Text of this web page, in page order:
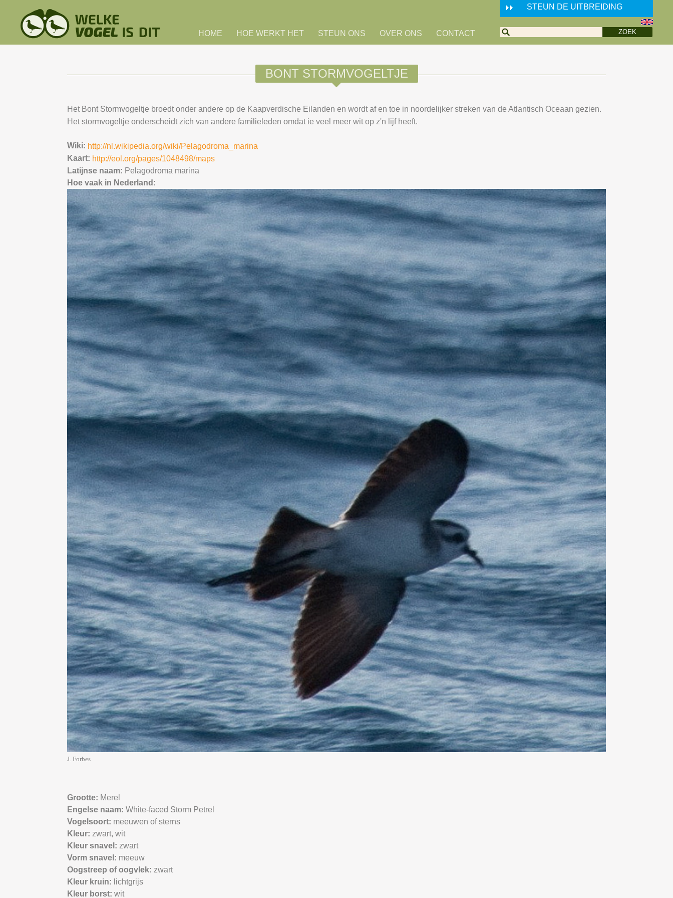
STEUN DE UITBREIDING
HOME HOE WERKT HET STEUN ONS OVER ONS CONTACT
BONT STORMVOGELTJE
Het Bont Stormvogeltje broedt onder andere op de Kaapverdische Eilanden en wordt af en toe in noordelijker streken van de Atlantisch Oceaan gezien.
Het stormvogeltje onderscheidt zich van andere familieleden omdat ie veel meer wit op z'n lijf heeft.
Wiki: http://nl.wikipedia.org/wiki/Pelagodroma_marina
Kaart: http://eol.org/pages/1048498/maps
Latijnse naam: Pelagodroma marina
Hoe vaak in Nederland:
J. Forbes
Grootte: Merel
Engelse naam:White-faced Storm Petrel
Vogelsoort: meeuwen of sterns
Kleur: zwart, wit
Kleur snavel: zwart
Vorm snavel: meeuw
Oogstreep of oogvlek: zwart
Kleur kruin: lichtgrijs
Kleur borst:wit